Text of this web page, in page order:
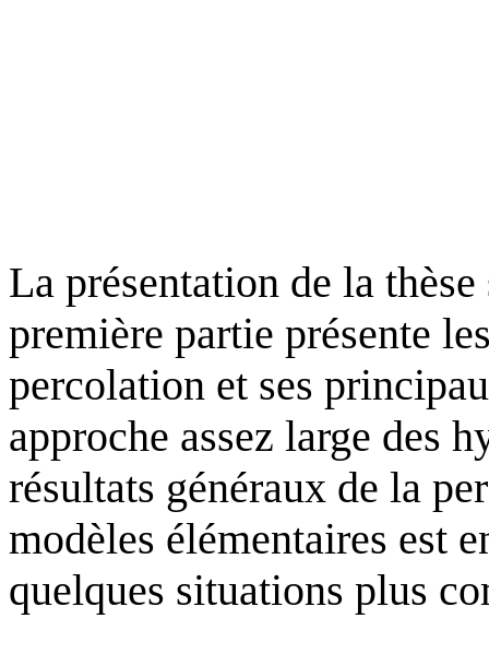
La présentation de la
première partie présente
percolation et ses
approche assez large des
résultats généraux de la
modèles élémentaires est
quelques situations plus